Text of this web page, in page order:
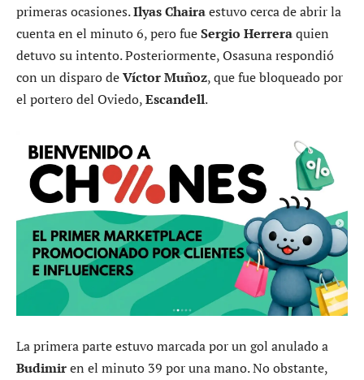
primeras ocasiones.Ilyas Chairaestuvo cerca de abrir la
cuenta en el minuto 6, pero fueSergio Herreraquien
detuvo su intento. Posteriormente, Osasuna respondió
con un disparo deVíctor Muñoz, que fue bloqueado por
el portero del Oviedo,Escandell.
La primera parte estuvo marcada por un gol anulado a
Budimiren el minuto 39 por una mano. No obstante,